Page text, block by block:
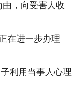
，向受害人收
在进一步办理
利用当事人心理